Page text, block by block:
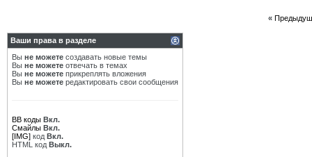
«
Ваши права в разделе
Вы не можете создавать новые темы
Вы не можете отвечать в темах
Вы не можете прикреплять вложения
Вы не можете редактировать свои сообщения
BB коды Вкл.
Смайлы Вкл.
[IMG] код Вкл.
HTML код Выкл.